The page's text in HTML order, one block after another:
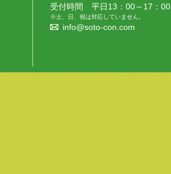
受付時間 平日13：00～17：00
※土、日、祝は対応していません。
info@soto-con.com